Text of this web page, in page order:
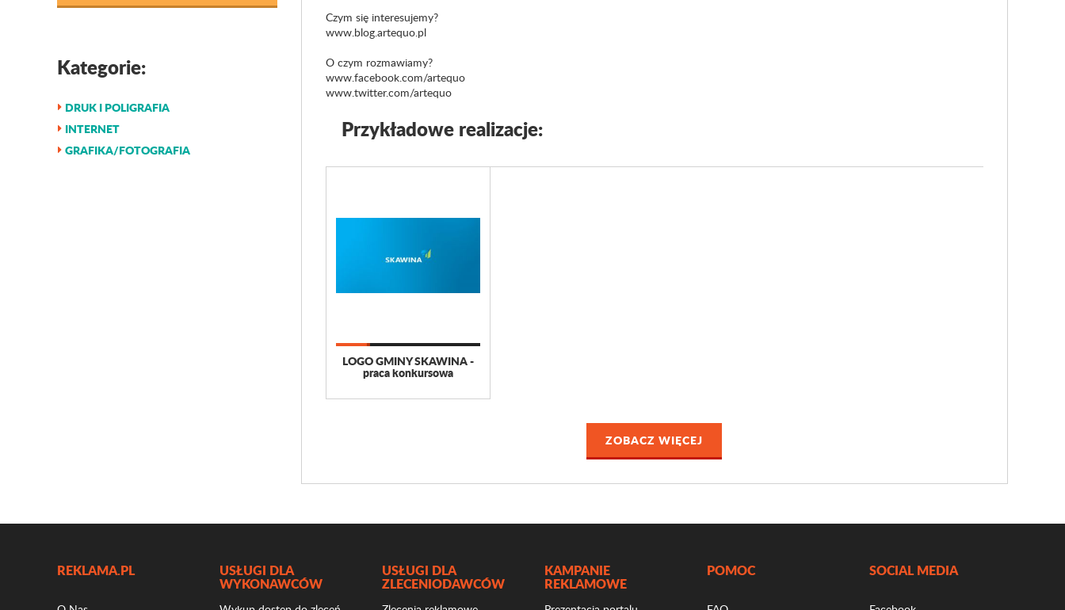
Kategorie:
DRUK I POLIGRAFIA
INTERNET
GRAFIKA/FOTOGRAFIA
Czym się interesujemy?
www.blog.artequo.pl
O czym rozmawiamy?
www.facebook.com/artequo
www.twitter.com/artequo
Przykładowe realizacje:
LOGO GMINY SKAWINA -
praca konkursowa
ZOBACZ WIĘCEJ
REKLAMA.PL USŁUGI DLA
WYKONAWCÓW
USŁUGI DLA
ZLECENIODAWCÓW
KAMPANIE
REKLAMOWE
POMOC SOCIAL MEDIA